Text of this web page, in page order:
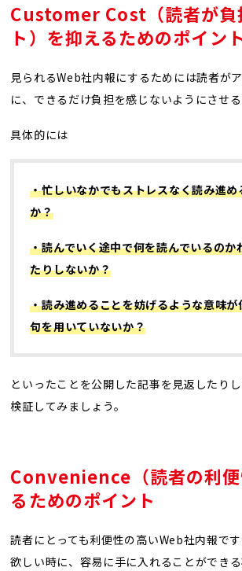
Customer Cost（読者が負
ト）を抑えるためのポイント
見られるWeb社内報にするためには読者が
に、できるだけ負担を感じないようにさせる
具体的には
・忙しいなかでもストレスなく読み進
か？
・読んでいく途中で何を読んでいるのか
たりしないか？
・読み進めることを妨げるような意味
句を用いていないか？
といったことを公開した記事を見返したり
検証してみましょう。
Convenience（読者の利便
るためのポイント
読者にとっても利便性の高いWeb社内報で
欲しい時に、容易に手に入れることができ